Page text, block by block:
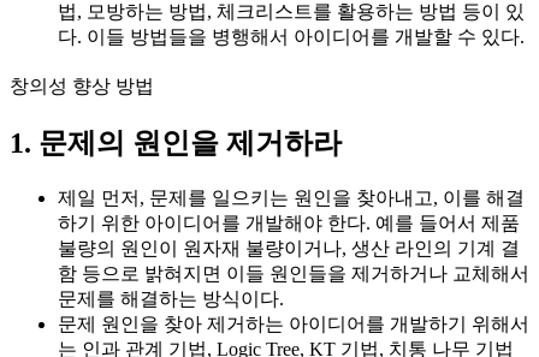
법, 모방하는 방법, 체크리스트를 활용하는 방법 등이 있
다. 이들 방법들을 병행해서 아이디어를 개발할 수 있다.
창의성 향상 방법
1. 문제의 원인을 제거하라
제일 먼저, 문제를 일으키는 원인을 찾아내고, 이를 해결
하기 위한 아이디어를 개발해야 한다. 예를 들어서 제품
불량의 원인이 원자재 불량이거나, 생산 라인의 기계 결
함 등으로 밝혀지면 이들 원인들을 제거하거나 교체해서
문제를 해결하는 방식이다.
문제 원인을 찾아 제거하는 아이디어를 개발하기 위해서
는 인과 관계 기법, Logic Tree, KT 기법, 치통 나무 기법